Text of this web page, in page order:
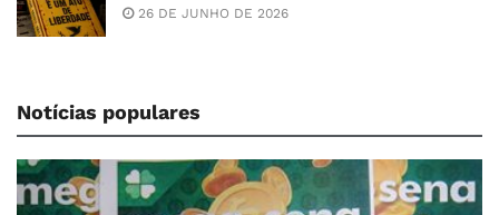
26 DE JUNHO DE 2026
Notícias populares